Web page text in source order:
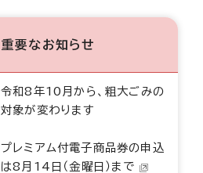
重要なお知らせ
令和8年10月から、粗大ごみの
対象が変わります
プレミアム付電子商品券の申込
は8月14日（金曜日）まで